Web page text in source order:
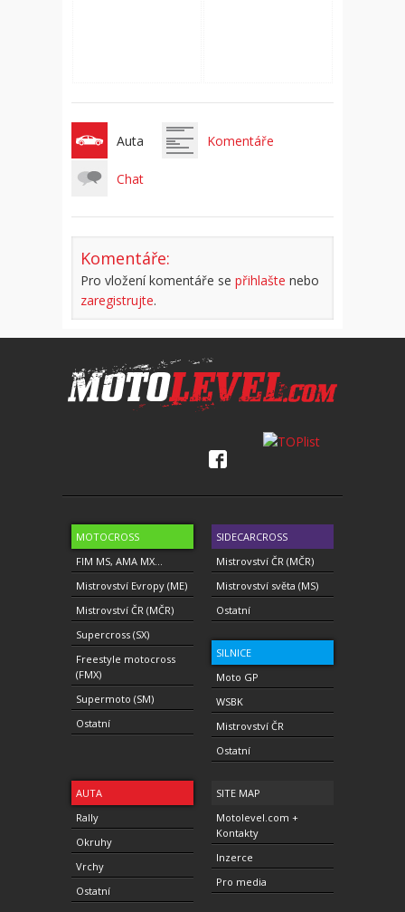
Auta Komentáře
Chat
Komentáře:
Pro vložení komentáře se přihlašte nebo
zaregistrujte.
MOTOCROSS
FIM MS, AMA MX...
Mistrovství Evropy (ME)
Mistrovství ČR (MČR)
Supercross (SX)
Freestyle motocross
(FMX)
Supermoto (SM)
Ostatní
SIDECARCROSS
Mistrovství ČR (MČR)
Mistrovství světa (MS)
Ostatní
SILNICE
Moto GP
WSBK
Mistrovství ČR
Ostatní
AUTA
Rally
Okruhy
Vrchy
Ostatní
SITE MAP
Motolevel.com +
Kontakty
Inzerce
Pro media